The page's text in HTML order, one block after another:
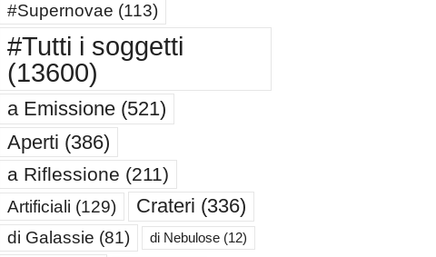
#Supernovae (113)
#Tutti i soggetti
(13600)
a Emissione(521)
Aperti (386)
a Riflessione (211)
Artificiali (129) Crateri (336)
di Galassie (81) di Nebulose(12)